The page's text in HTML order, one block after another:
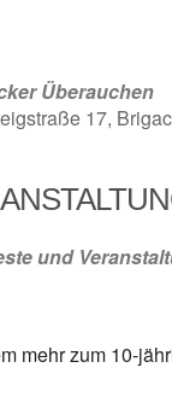
Überauchen
17,
und
mehr zum 10-